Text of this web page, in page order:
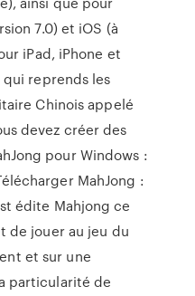
7.0) et iOS (à
iPad, iPhone et
qui reprends les
Chinois appelé
devez créer des
pour Windows :
MahJong :
édite Mahjong ce
de jouer au jeu du
et sur une
particularité de